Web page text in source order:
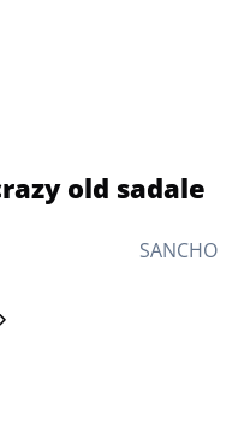
SANCHO